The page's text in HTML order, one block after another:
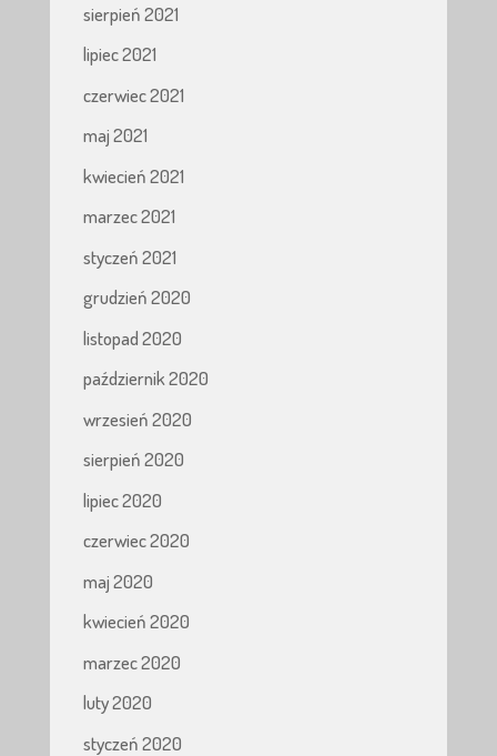
sierpień 2021
lipiec 2021
czerwiec 2021
maj 2021
kwiecień 2021
marzec 2021
styczeń 2021
grudzień 2020
listopad 2020
październik 2020
wrzesień 2020
sierpień 2020
lipiec 2020
czerwiec 2020
maj 2020
kwiecień 2020
marzec 2020
luty 2020
styczeń 2020